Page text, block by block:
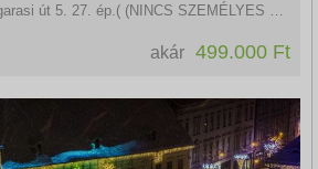
5. 27. ép.( (NINCS SZEMÉLYES ÜGYFÉLFOGADÁS)
akár 499.000 Ft